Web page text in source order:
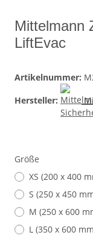
Mittelmann
LiftEvac
Artikelnummer:
Hersteller:
Größe
XS (200 x 400
S (250 x 450
M (250 x 600
L (350 x 600